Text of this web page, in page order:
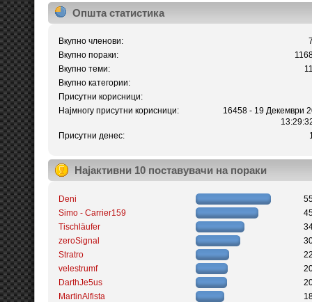
Општа статистика
Вкупно членови:
Вкупно пораки:
Вкупно теми:
Вкупно категории:
Присутни корисници:
Најмногу присутни корисници:
16458 - 19 Декември
Присутни денес:
Најактивни 10 поставувачи на пораки
Deni
Simo - Carrier159
Tischläufer
zeroSignal
Stratro
velestrumf
DarthJe5us
MartinAlfista